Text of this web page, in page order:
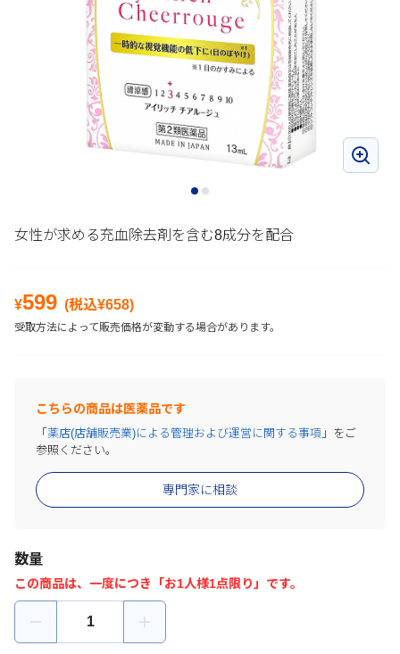
女性が求める充血除去剤を含む8成分を配合
¥599 (税込¥658)
受取方法によって販売価格が変動する場合があります。
こちらの商品は医薬品です
専門家に相談
「 薬店(店舗販売業)による管理および運営に関する事項 」をご
参照ください。
数量
この商品は、一度につき「お1人様1点限り」です。